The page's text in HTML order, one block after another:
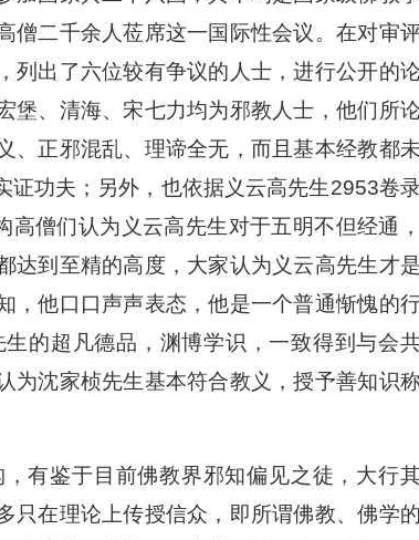
僧二千余人莅席这一国际性会议。在对审
列出了六位较有争议的人士，进行公开的论
堡、清海、宋七力均为邪教人士，他们所论
、正邪混乱、理谛全无，而且基本经教都未
证功夫；另外，也依据义云高先生2953卷
僧们认为义云高先生对于五明不但经通，
达到至精的高度，大家认为义云高先生才是
，他口口声声表态，他是一个普通惭愧的
的超凡德品，渊博学识，一致得到与会
为沈家桢先生基本符合教义，授予善知识
有鉴于目前佛教界邪知偏见之徒，大行
只在理论上传授信众，即所谓佛教、佛学的